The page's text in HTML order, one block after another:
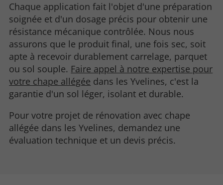
Chaque application fait l'objet d'une préparation
soignée et d'un dosage précis pour obtenir une
résistance mécanique contrôlée. Nous nous
assurons que le produit final, une fois sec, soit
apte à recevoir durablement carrelage, parquet
ou sol souple. Faire appel à notre expertise pour
votre chape allégée dans les Yvelines, c'est la
garantie d'un sol léger, isolant et durable.
Pour votre projet de rénovation avec chape
allégée dans les Yvelines, demandez une
évaluation technique et un devis précis.